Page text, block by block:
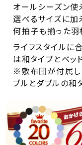
オールシーズン使
選べるサイズに加
何拍子も揃った羽
ライフスタイルに
は和タイプとベッ
※敷布団が付属し
ブルとダブルの和